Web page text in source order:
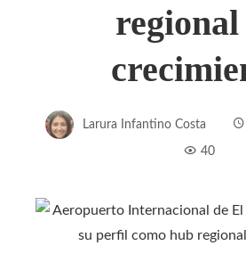
regional
Larura Infantino Costa
40